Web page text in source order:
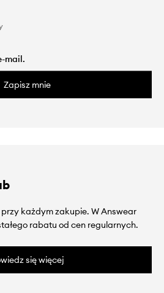
Zapisz mnie
każdym zakupie. W Answear
rabatu od cen regularnych.
się więcej